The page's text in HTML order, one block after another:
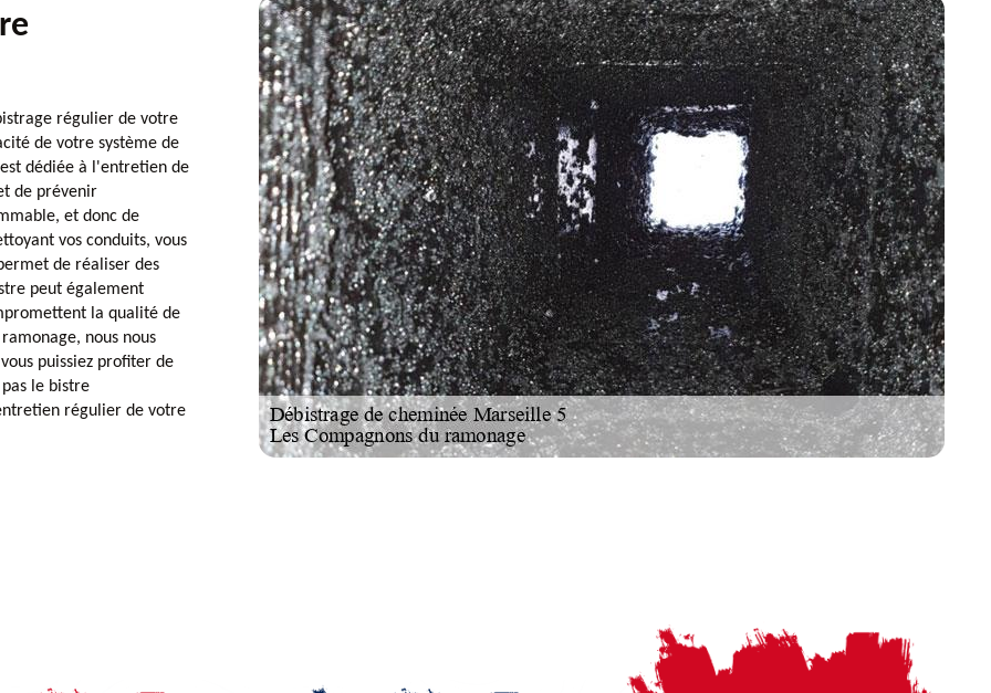
régulier de votre
de votre système de
dédiée à l'entretien de
de prévenir
et donc de
vos conduits, vous
de réaliser des
peut également
la qualité de
nous nous
puissiez profiter de
le bistre
régulier de votre